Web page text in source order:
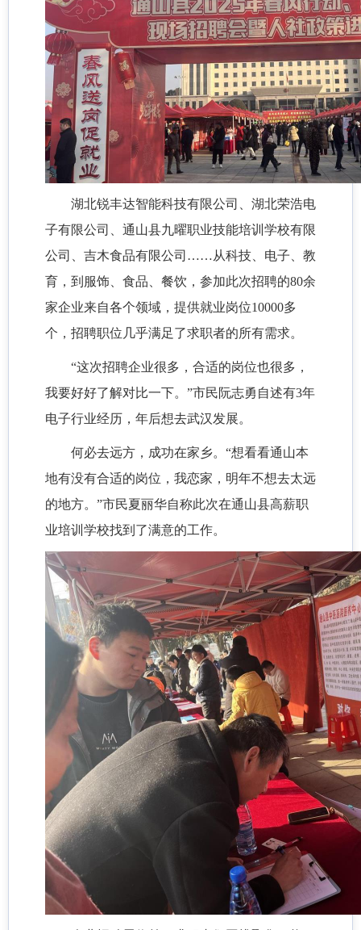
湖北锐丰达智能科技有限公司、湖北荣浩电
子有限公司、通山县九曜职业技能培训学校有限
公司、吉木食品有限公司……从科技、电子、教
育，到服饰、食品、餐饮，参加此次招聘的80余
家企业来自各个领域，提供就业岗位10000多
个，招聘职位几乎满足了求职者的所有需求。
“这次招聘企业很多，合适的岗位也很多，
我要好好了解对比一下。”市民阮志勇自述有3年
电子行业经历，年后想去武汉发展。
何必去远方，成功在家乡。“想看看通山本
地有没有合适的岗位，我恋家，明年不想去太远
的地方。”市民夏丽华自称此次在通山县高薪职
业培训学校找到了满意的工作。